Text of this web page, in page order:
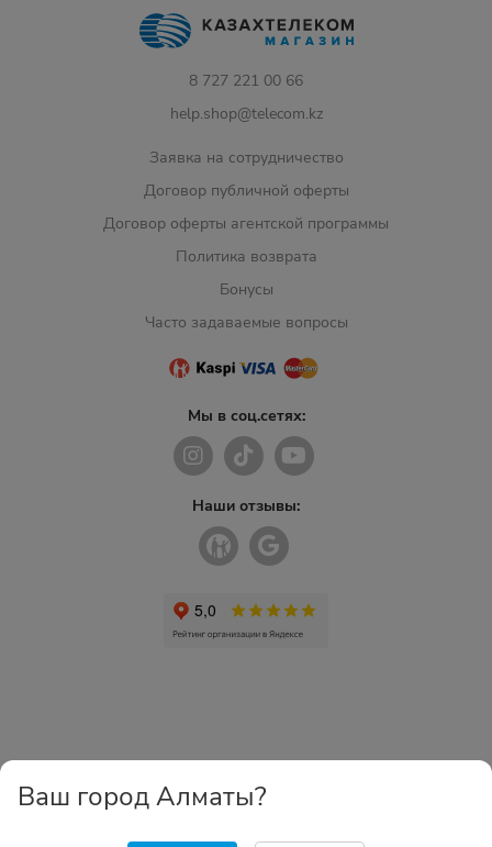
8 727 221 00 66
help.shop@telecom.kz
Заявка на сотрудничество
Договор публичной оферты
Договор оферты агентской программы
Политика возврата
Бонусы
Часто задаваемые вопросы
Мы в соц.сетях:
Наши отзывы:
Ваш город Алматы?